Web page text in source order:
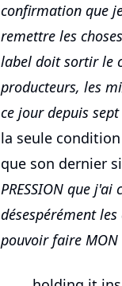
confirmation que
remettre les
label doit sortir le
producteurs, les
ce jour depuis
la seule
que son dernier
PRESSION que
désespérément
pouvoir faire MON